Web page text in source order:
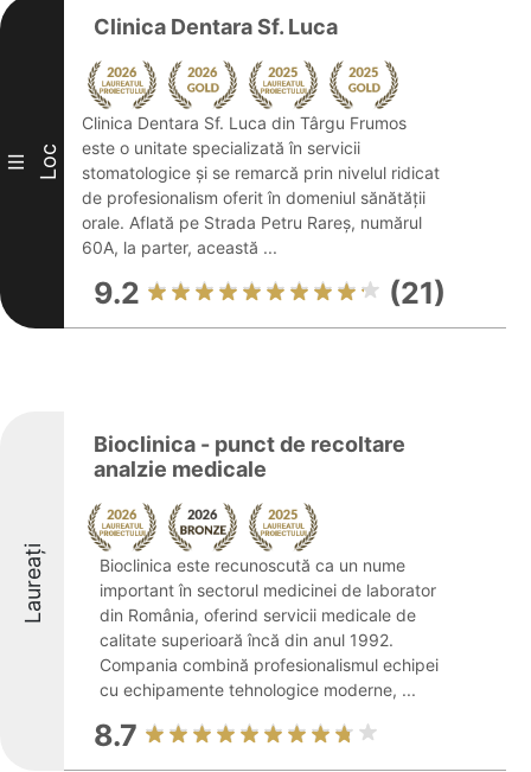
III Loc
Clinica Dentara Sf. Luca
Clinica Dentara Sf. Luca din Târgu Frumos
este o unitate specializată în servicii
stomatologice și se remarcă prin nivelul ridicat
de profesionalism oferit în domeniul sănătății
orale. Aflată pe Strada Petru Rareș, numărul
60A, la parter, această ...
9.2 (21)
Laureați
Bioclinica - punct de recoltare
analzie medicale
Bioclinica este recunoscută ca un nume
important în sectorul medicinei de laborator
din România, oferind servicii medicale de
calitate superioară încă din anul 1992.
Compania combină profesionalismul echipei
cu echipamente tehnologice moderne, ...
8.7